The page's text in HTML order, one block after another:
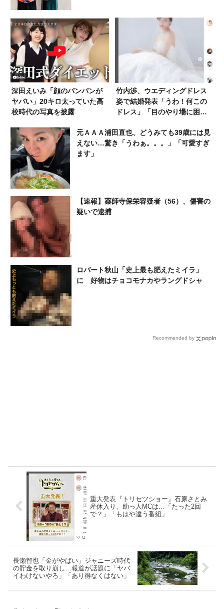
深田えいみ「顔のパンパンが
ヤバい」20キロ太っていた高
校時代の写真を披露
竹内渉、ウエディングドレス
姿で結婚発表「うわ！何この
ドレス」「目のやり場に困
元ＡＡＡ浦田直也、どうみても39歳には見
えない…驚き「うわぁ。。。」「可愛すぎ
ます」
【速報】薬師寺保栄容疑者（56）、傷害の
疑いで逮捕
ロバート秋山「史上最も肥えたミイラ」
に 好物はチョコモナカやラングドシャ
Recommended by
重大発表『トリセツショー』石原さとみ
産休入り、助っ人MCは…「たった2回
で？」「もはや違う番組」
長瀬智也「金がやばい」ジャニーズ時代
の貯金を取り崩し…報道が話題に「ヤバ
イわけないやろ」「あり得なくはない」